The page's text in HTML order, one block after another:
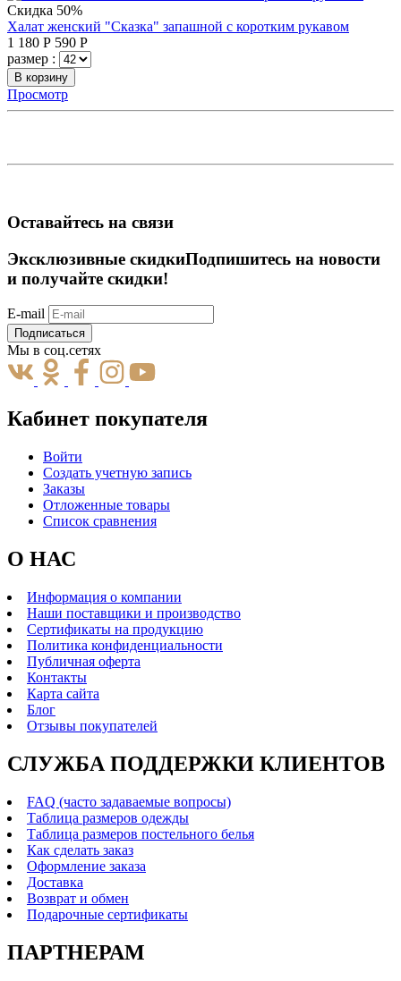
Скидка 50%
Халат женский "Сказка" запашной с коротким рукавом
1 180 Р 590 Р
размер :
В корзину
Просмотр
Оставайтесь на связи
Эксклюзивные скидкиПодпишитесь на новости
и получайте скидки!
E-mail
Подписаться
Мы в соц.сетях
Кабинет покупателя
Войти
Создать учетную запись
Заказы
Отложенные товары
Список сравнения
О НАС
Информация о компании
Наши поставщики и производство
Сертификаты на продукцию
Политика конфиденциальности
Публичная оферта
Контакты
Карта сайта
Блог
Отзывы покупателей
СЛУЖБА ПОДДЕРЖКИ КЛИЕНТОВ
FAQ (часто задаваемые вопросы)
Таблица размеров одежды
Таблица размеров постельного белья
Как сделать заказ
Оформление заказа
Доставка
Возврат и обмен
Подарочные сертификаты
ПАРТНЕРАМ